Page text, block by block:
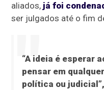
aliados, já foi
ser julgados até o fim
“A ideia é esperar
pensar em
política ou